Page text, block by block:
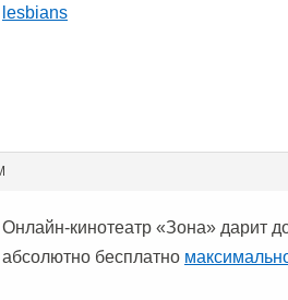
lesbians
Онлайн-кинотеатр «Зона» дарит
абсолютно бесплатно